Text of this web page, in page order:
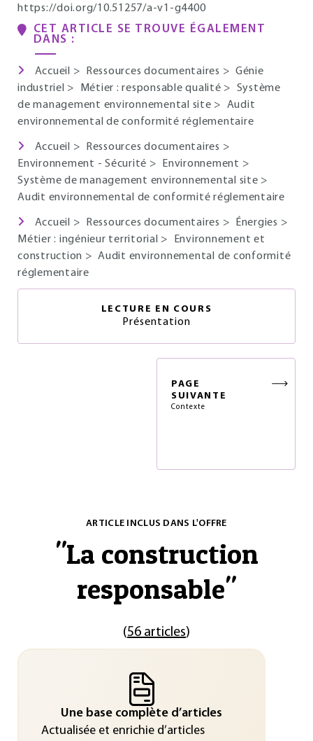
https://doi.org/10.51257/a-v1-g4400
CET ARTICLE SE TROUVE ÉGALEMENT
DANS :
Accueil > Ressources documentaires > Génie
industriel > Métier : responsable qualité > Système
de management environnemental site > Audit
environnemental de conformité réglementaire
Accueil > Ressources documentaires >
Environnement - Sécurité > Environnement >
Système de management environnemental site >
Audit environnemental de conformité réglementaire
Accueil > Ressources documentaires > Énergies >
Métier : ingénieur territorial >
Environnement et
construction > Audit environnemental de conformité
réglementaire
LECTURE EN COURS
Présentation
PAGE
SUIVANTE
Contexte
ARTICLE INCLUS DANS L'OFFRE
"La construction
responsable"
(56 articles)
Une base complète d’articles
Actualisée et enrichie d’articles